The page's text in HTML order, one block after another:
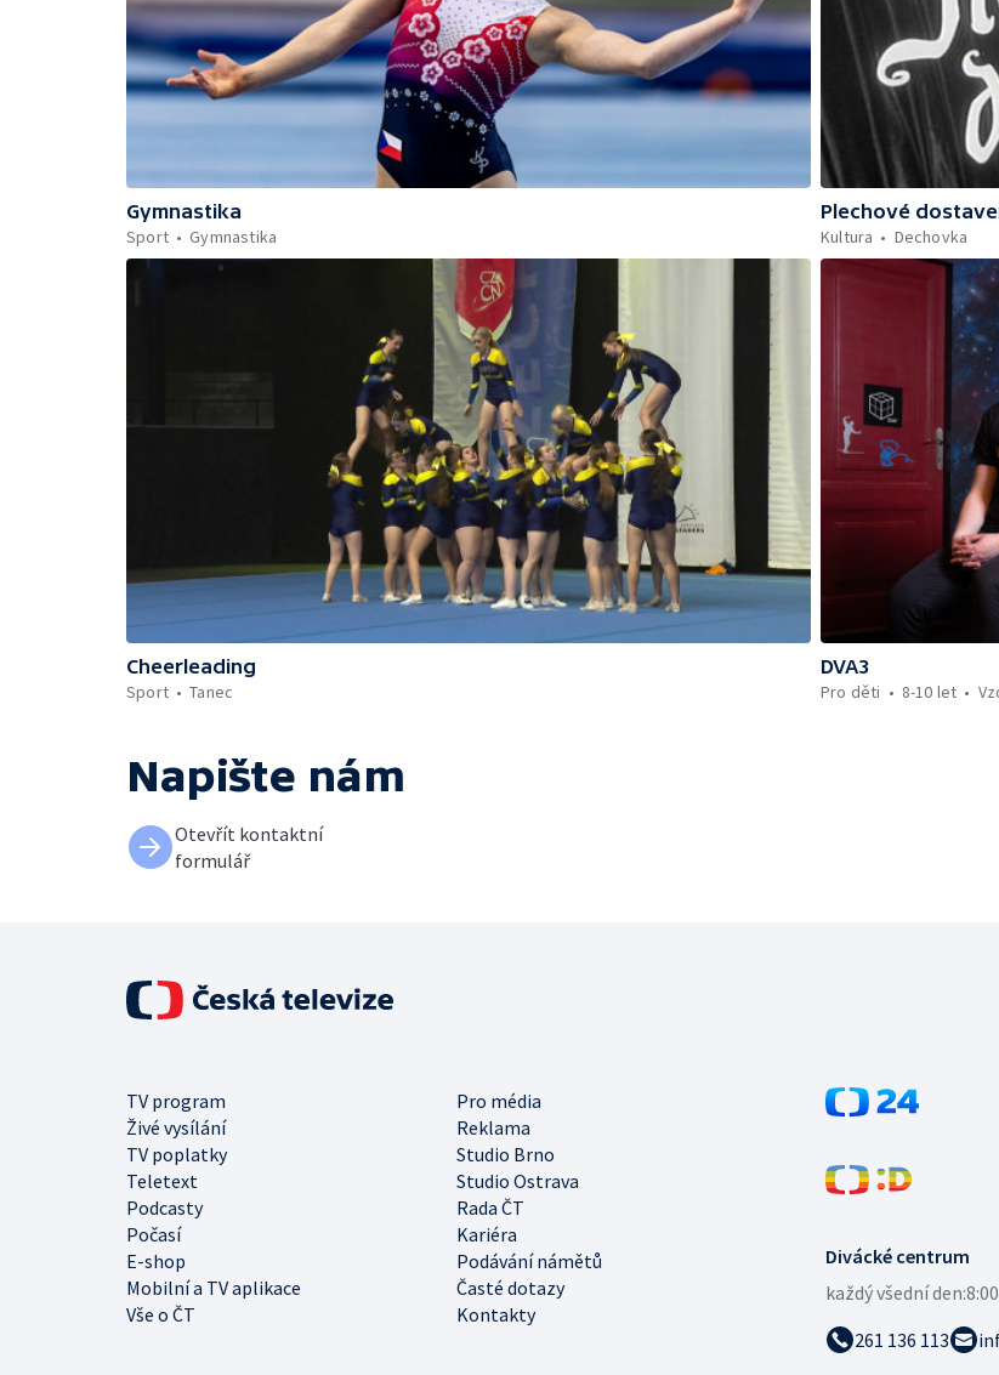
Gymnastika
Sport
Gymnastika
Plechové
Kultura
Dechovka
Cheerleading
Sport
Tanec
DVA3
Pro děti
8-10 let
Napište nám
Otevřít kontaktní
formulář
Divácké centrum
každý všední den:
261 136 113
TV program
Pro média
Živé vysílání
Reklama
TV poplatky
Studio Brno
Teletext
Studio Ostrava
Podcasty
Rada ČT
Počasí
Kariéra
E-shop
Podávání námětů
Mobilní a TV aplikace
Časté dotazy
Vše o ČT
Kontakty